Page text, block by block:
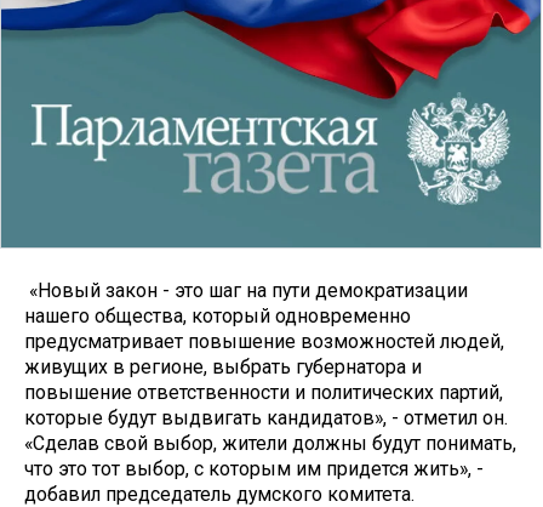
«Новый закон - это шаг на пути демократизации
нашего общества, который одновременно
предусматривает повышение возможностей людей,
живущих в регионе, выбрать губернатора и
повышение ответственности и политических партий,
которые будут выдвигать кандидатов», - отметил он.
«Сделав свой выбор, жители должны будут понимать,
что это тот выбор, с которым им придется жить», -
добавил председатель думского комитета.